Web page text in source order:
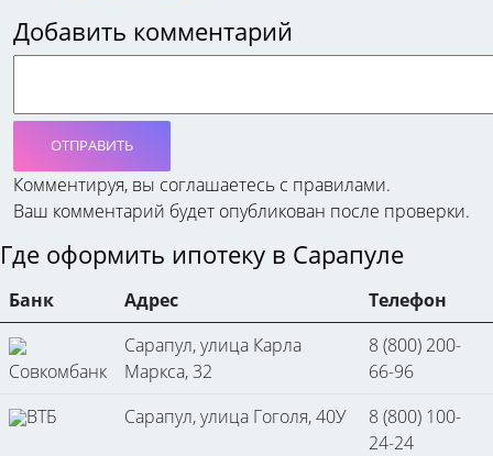
Добавить комментарий
ОТПРАВИТЬ
Комментируя, вы соглашаетесь c правилами.
Ваш комментарий будет опубликован после проверки.
Где оформить ипотеку в Сарапуле
Банк Адрес Телефон
Совкомбанк
Сарапул, улица Карла
Маркса, 32
8 (800) 200-
66-96
ВТБ
Сарапул, улица Гоголя, 40У
8 (800) 100-
24-24